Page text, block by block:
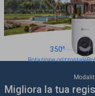
350°
Rotazione orizzontale
Migliora la tua